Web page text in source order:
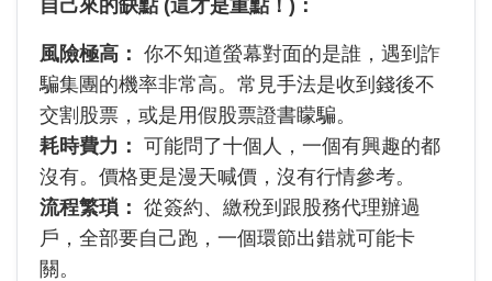
自己來的缺點 (這才是重點！)：
風險極高： 你不知道螢幕對面的是誰，遇到詐
騙集團的機率非常高。常見手法是收到錢後不
交割股票，或是用假股票證書矇騙。
耗時費力： 可能問了十個人，一個有興趣的都
沒有。價格更是漫天喊價，沒有行情參考。
流程繁瑣： 從簽約、繳稅到跟股務代理辦過
戶，全部要自己跑，一個環節出錯就可能卡
關。